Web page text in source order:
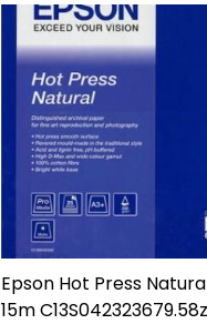
Epson Hot Press
15m C13S042323679.58